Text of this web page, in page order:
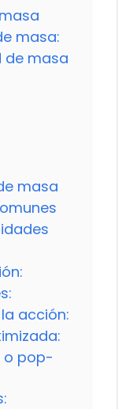
masa:
de masa
masa
acción:
o pop-